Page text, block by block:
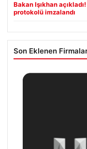
Bakan Işıkhan
protokolü imzalandı
Son Eklenen